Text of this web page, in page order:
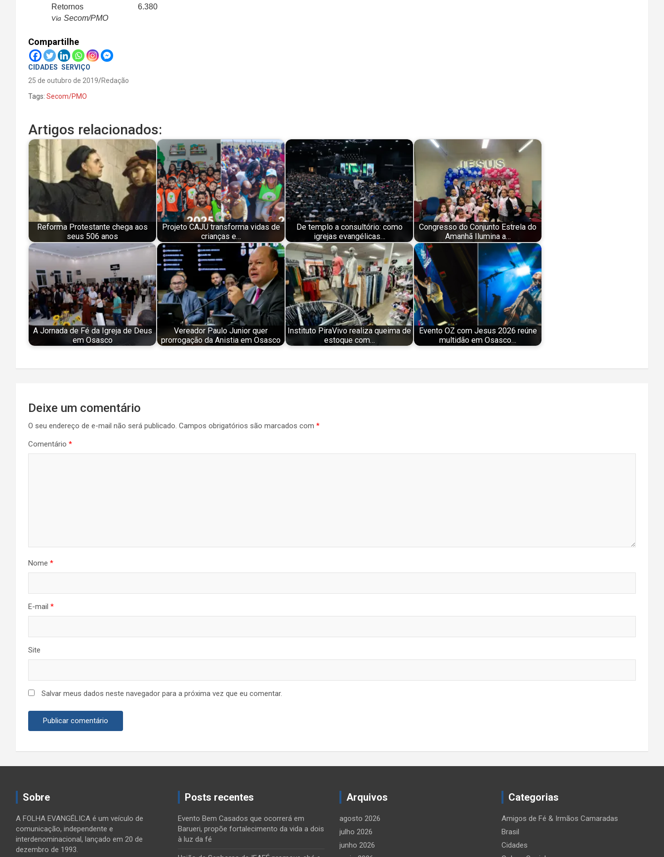
Retornos 6.380
Via Secom/PMO
Compartilhe
CIDADES SERVIÇO
25 de outubro de 2019 Redação
Tags: Secom/PMO
Artigos relacionados:
Reforma Protestante chega aos
seus 506 anos
Projeto CAJU transforma vidas de
crianças e…
De templo a consultório: como
igrejas evangélicas…
Congresso do Conjunto Estrela do
Amanhã Ilumina a…
A Jornada de Fé da Igreja de Deus
em Osasco
Vereador Paulo Junior quer
prorrogação da Anistia em Osasco
Instituto PiraVivo realiza queima de
estoque com…
Evento OZ com Jesus 2026 reúne
multidão em Osasco…
de
Post
Deixe um comentário
O seu endereço de e-mail não será publicado. Campos obrigatórios são marcados com *
Comentário *
Nome *
E-mail *
Site
Salvar meus dados neste navegador para a próxima vez que eu comentar.
Sobre
A FOLHA EVANGÉLICA é um veículo de
comunicação, independente e
interdenominacional, lançado em 20 de
dezembro de 1993.
Posts recentes
Evento Bem Casados que ocorrerá em
Barueri, propõe fortalecimento da vida a dois
à luz da fé
Arquivos
agosto 2026
julho 2026
junho 2026
Categorias
Amigos de Fé & Irmãos Camaradas
Brasil
Cidades